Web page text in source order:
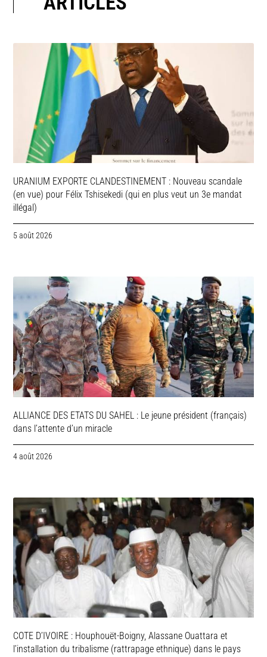
URANIUM EXPORTE CLANDESTINEMENT : Nouveau scandale
(en vue) pour Félix Tshisekedi (qui en plus veut un 3e mandat
illégal)
5 août 2026
ALLIANCE DES ETATS DU SAHEL : Le jeune président (français)
dans l’attente d’un miracle
4 août 2026
COTE D’IVOIRE : Houphouët-Boigny, Alassane Ouattara et
l’installation du tribalisme (rattrapage ethnique) dans le pays